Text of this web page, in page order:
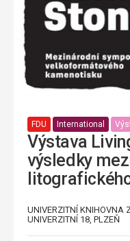
FDU International
Výstava
výsledky
UNIVERZITNÍ KNIHOVNA
UNIVERZITNÍ 18, PLZEŇ